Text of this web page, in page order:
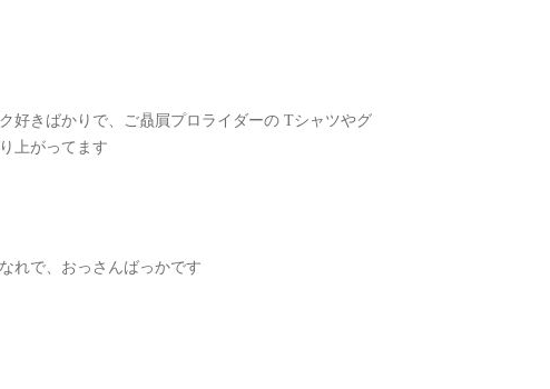
好きばかりで、ご贔屓プロライダーの Tシャツやグ
上がってます
れで、おっさんばっかです